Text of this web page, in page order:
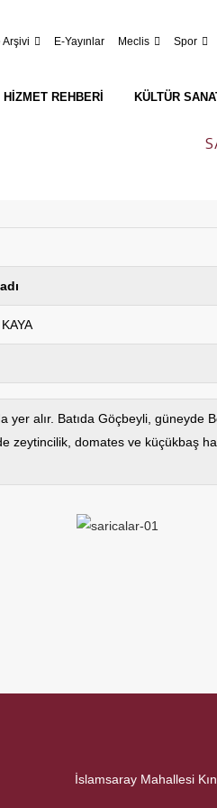
Arşivi E-Yayınlar Meclis Spor
HIZMET REHBERI KÜLTÜR
yer alır. Batıda Göçbeyli,
zeytincilik, domates ve küçükbaş
İslamsaray Mahallesi